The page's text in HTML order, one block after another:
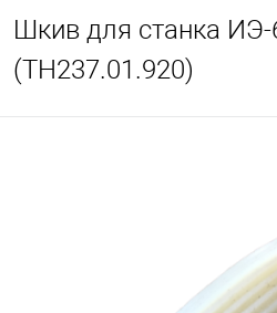
Шкив для станка ИЭ-
(ТН237.01.920)